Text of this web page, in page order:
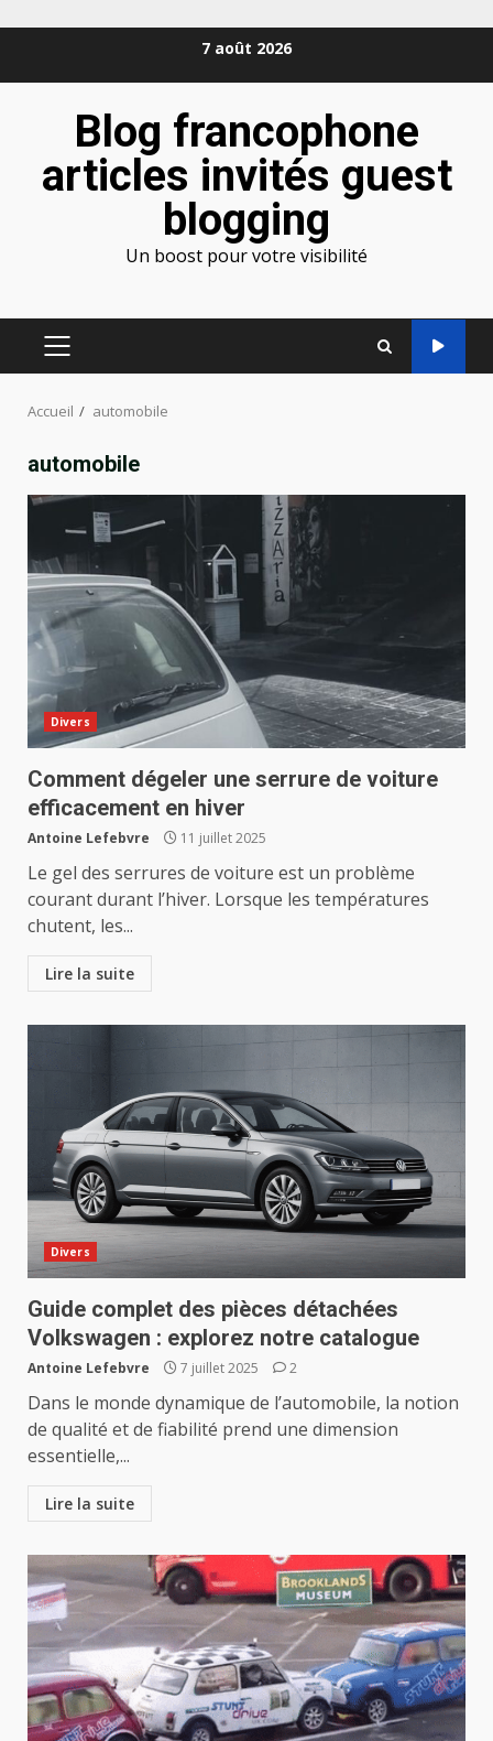
7 août 2026
Blog francophone
articles invités guest
blogging
Un boost pour votre visibilité
MENU
Accueil automobile
automobile
Divers
Comment dégeler une serrure de voiture
efficacement en hiver
Antoine Lefebvre 11 juillet 2025
Le gel des serrures de voiture est un problème
courant durant l’hiver. Lorsque les températures
chutent, les...
Lire la suite
Divers
Guide complet des pièces détachées
Volkswagen : explorez notre catalogue
Antoine Lefebvre 7 juillet 2025 2
Dans le monde dynamique de l’automobile, la notion
de qualité et de fiabilité prend une dimension
essentielle,...
Lire la suite